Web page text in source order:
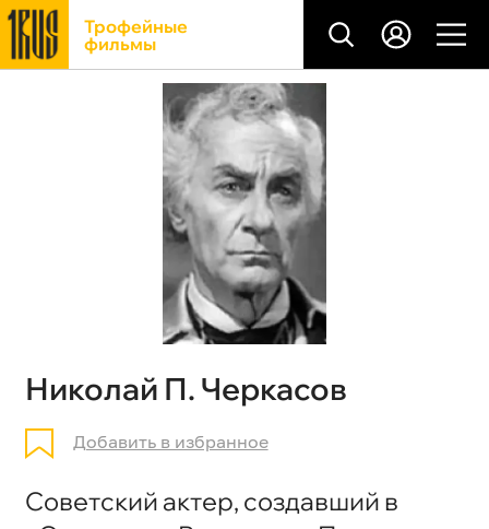
Трофейные
фильмы
Николай П. Черкасов
Добавить в избранное
Советский актер, создавший в